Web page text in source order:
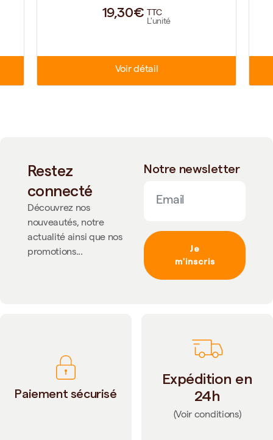
19,30€ TTC
L'unité
Voir détail
Restez
connecté
Découvrez nos
nouveautés, notre
actualité ainsi que nos
promotions...
Notre newsletter
Je
m'inscris
Paiement sécurisé
Expédition en
24h
(Voir conditions)